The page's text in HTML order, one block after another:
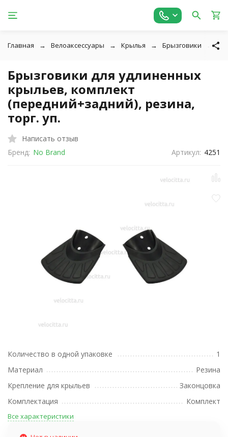
Главная Велоаксессуары Крылья Брызговики
Брызговики для удлиненных
крыльев, комплект
(передний+задний), резина,
торг. уп.
Написать отзыв
Бренд: No Brand Артикул: 4251
Количество в одной упаковке
1
Материал
Резина
Крепление для крыльев
Законцовка
Комплектация
Комплект
Все характеристики